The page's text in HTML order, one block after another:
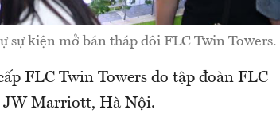
sự kiện mở bán tháp đôi FLC Twin Towers.
FLC Twin Towers do tập đoàn FLC
JW Marriott, Hà Nội.